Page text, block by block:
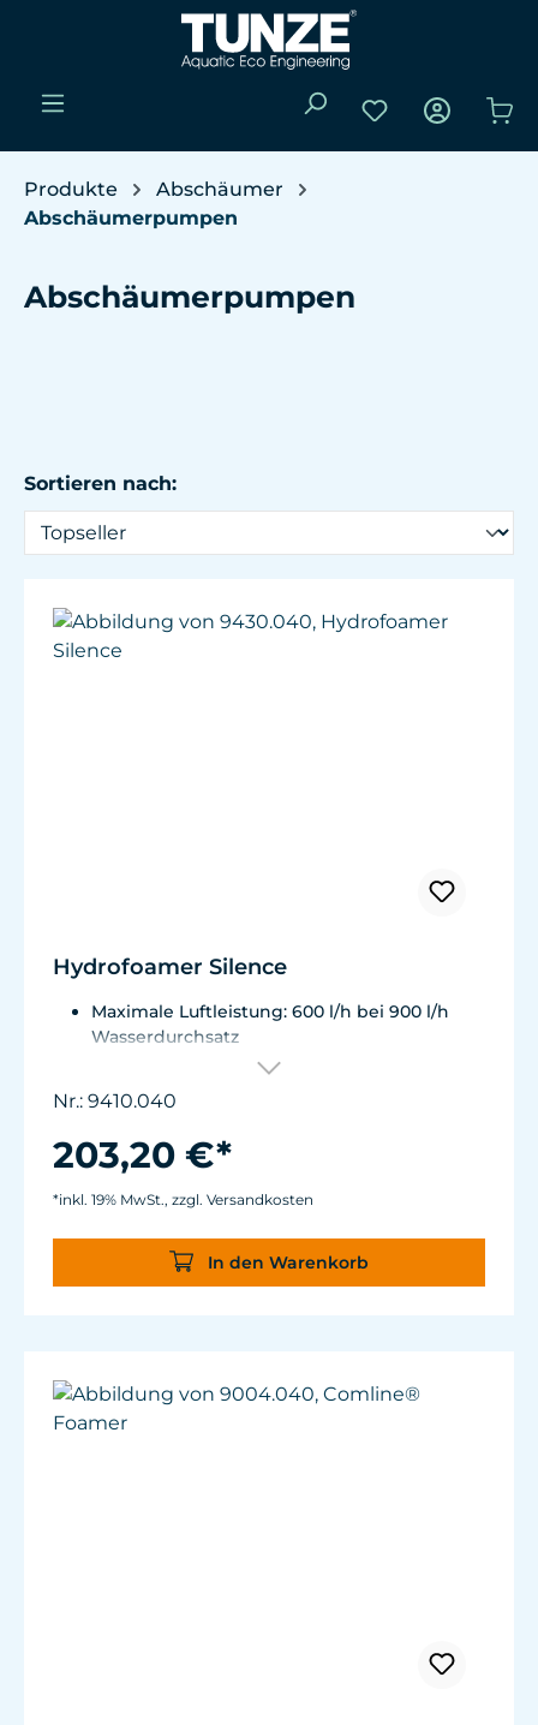
Zum Hauptinhalt springen
Du hast 0
Produkte
Abschäumer
Abschäumerpumpen
Abschäumerpumpen
Sortieren nach:
Hydrofoamer Silence
Maximale Luftleistung: 600 l/h bei 900 l/h
Wasserdurchsatz
Energieverbrauch: 11 W (15 W) bei 600 l/h
Ausgestattet mit Luftregulierung, Muffe und
Schalldämpfer
Netzanschluß: 230V/50Hz (115V/60Hz) Kabel 2
Nr.: 9410.040
203,20 €*
*inkl. 19% MwSt., zzgl. Versandkosten
In den Warenkorb